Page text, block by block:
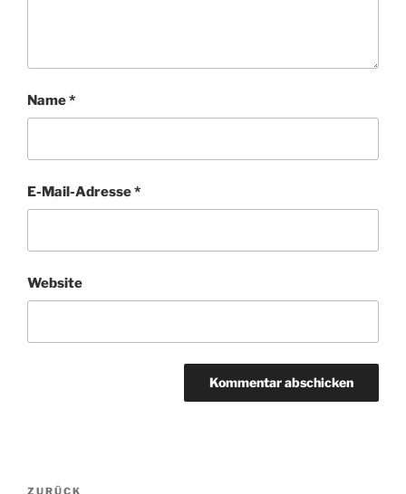
Name*
E-Mail-Adresse*
Website
Beitragsnavigation
ZURÜCK